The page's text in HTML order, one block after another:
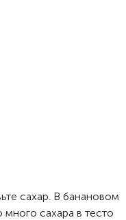
сахар. В банановом
много сахара в тесто